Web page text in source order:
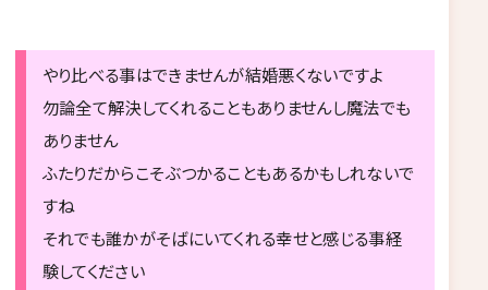
やり比べる事はできませんが結婚悪くないですよ
勿論全て解決してくれることもありませんし魔法でも
ありません
ふたりだからこそぶつかることもあるかもしれないで
すね
それでも誰かがそばにいてくれる幸せと感じる事経
験してください